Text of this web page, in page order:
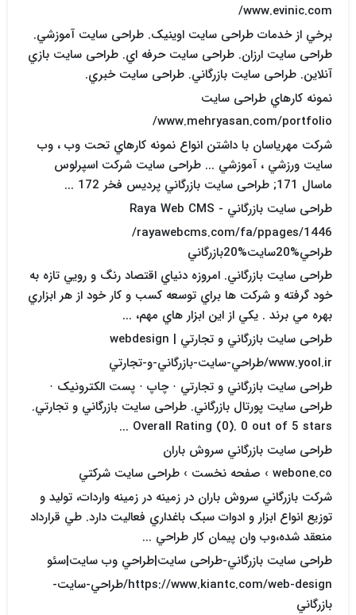
www.evinic.com/
برخي از خدمات طراحی سایت اوينيک. طراحی سایت آموزشي.
طراحی سایت ارزان. طراحی سایت حرفه اي. طراحی سایت بازي
آنلاين. طراحی سایت بازرگاني. طراحی سایت خبري.
نمونه کارهاي طراحی سایت
www.mehryasan.com/portfolio/
شرکت مهرياسان با داشتن انواع نمونه کارهاي تحت وب ، وب
سايت ورزشي ، آموزشي ... طراحی سایت شرکت اسپرلوس
ماسال 171; طراحی سایت بازرگاني پرديس فخر 172 ...
طراحی سایت بازرگاني - Raya Web CMS
rayawebcms.com/fa/ppages/1446/
طراحي%20سايت%20بازرگاني
طراحی سایت بازرگاني. امروزه دنياي اقتصاد رنگ و رويي تازه به
خود گرفته و شرکت ها براي توسعه کسب و کار خود از هر ابزاري
بهره مي برند . يکي از اين ابزار هاي مهم، ...
طراحی سایت بازرگاني و تجارتي | webdesign
www.yool.ir/طراحي-سايت-بازرگاني-و-تجارتي
طراحی سایت بازرگاني و تجارتي · چاپ · پست الکترونيک ·
طراحی سایت پورتال بازرگاني. طراحی سایت بازرگاني و تجارتي.
Overall Rating (0). 0 out of 5 stars ...
طراحی سایت بازرگاني سروش باران
webone.co › صفحه نخست › طراحی سایت شرکتي
شرکت بازرگاني سروش باران در زمينه در زمينه واردات، توليد و
توزيع انواع ابزار و ادوات سبک باغداري فعاليت دارد. طي قرارداد
منعقد شده،وب وان پيمان کار طراحي ...
طراحی سایت بازرگاني-طراحی سایت|طراحي وب سايت|سئو
https://www.kiantc.com/web-design/طراحي-سايت-
بازرگاني